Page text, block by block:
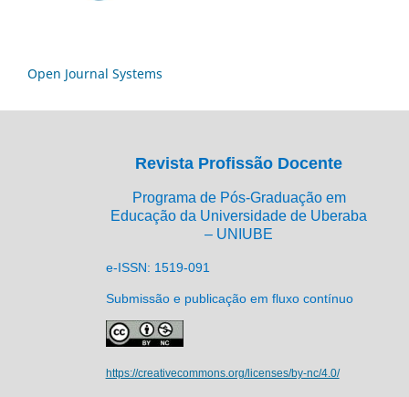
Open Journal Systems
Revista Profissão Docente
Programa de Pós-Graduação em
Educação da Universidade de Uberaba
– UNIUBE
e-ISSN: 1519-091
Submissão e publicação em fluxo contínuo
https://creativecommons.org/licenses/by-nc/4.0/